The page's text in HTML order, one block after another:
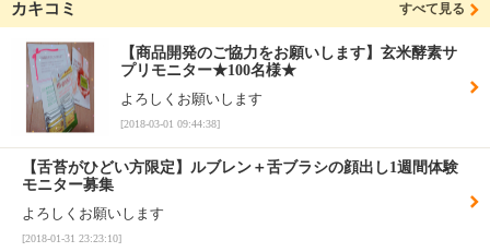
カキコミ すべて見る
【商品開発のご協力をお願いします】玄米酵素サ
プリモニター★100名様★
よろしくお願いします
[2018-03-01 09:44:38]
【舌苔がひどい方限定】ルブレン＋舌ブラシの顔出し1週間体験
モニター募集
よろしくお願いします
[2018-01-31 23:23:10]